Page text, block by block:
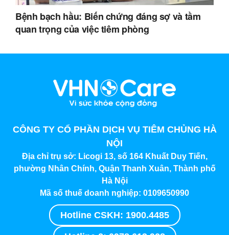
Bệnh bạch hầu: Biến chứng đáng sợ và tầm
quan trọng của việc tiêm phòng
CÔNG TY CỔ PHẦN DỊCH VỤ TIÊM CHỦNG HÀ
NỘI
Địa chỉ trụ sở: Licogi 13, số 164 Khuất Duy Tiến,
phường Nhân Chính, Quận Thanh Xuân, Thành phố
Hà Nội
Mã số thuế doanh nghiệp: 0109650990
Hotline CSKH: 1900.4485